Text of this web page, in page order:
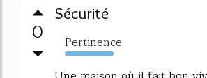
0
Sécurité
Pertinence
177%